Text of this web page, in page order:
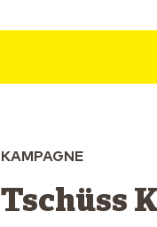
KAMPAGNE
Tschüss